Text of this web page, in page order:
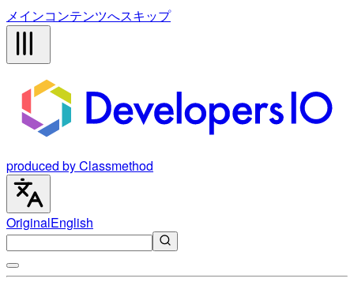
メインコンテンツへスキップ
produced by Classmethod
OriginalEnglish